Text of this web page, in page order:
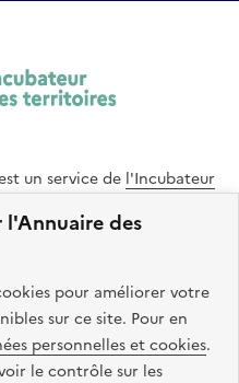
l'Annuaire des
pour améliorer votre
sur ce site. Pour en
personnelles et cookies.
le contrôle sur les
un service de l'Incubateur
source de ce site web
design de ce site est conçu